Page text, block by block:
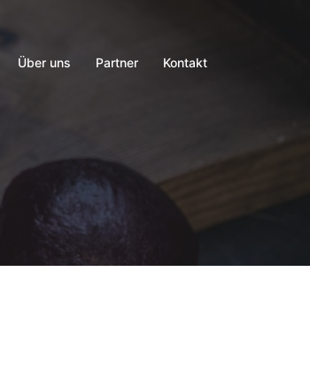
Über uns Partner Kontakt